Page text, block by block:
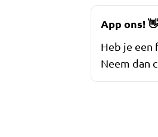
App ons!👋
Heb je een
Neem dan